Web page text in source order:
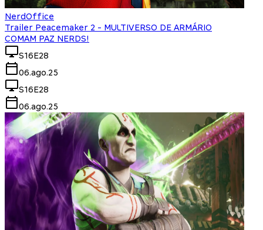
NerdOffice
Trailer Peacemaker 2 - MULTIVERSO DE ARMÁRIO
COMAM PAZ NERDS!
S16E28
06.ago.25
S16E28
06.ago.25